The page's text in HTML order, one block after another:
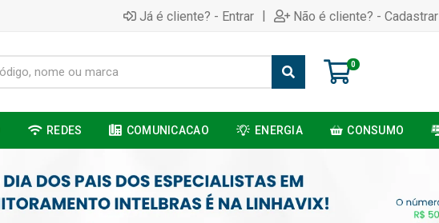
Já é cliente? - Entrar | Não é cliente? - Cadastrar
0
REDES COMUNICACAO ENERGIA CONSUMO